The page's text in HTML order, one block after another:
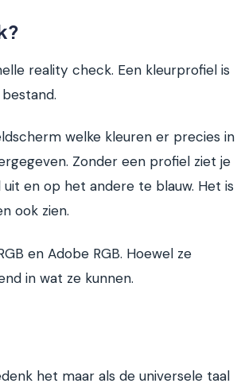
reality check. Een kleurprofiel is
welke kleuren er precies in
Zonder een profiel ziet je
en op het andere te blauw. Het is
ook zien.
en Adobe RGB. Hoewel ze
in wat ze kunnen.
het maar als de universele taal